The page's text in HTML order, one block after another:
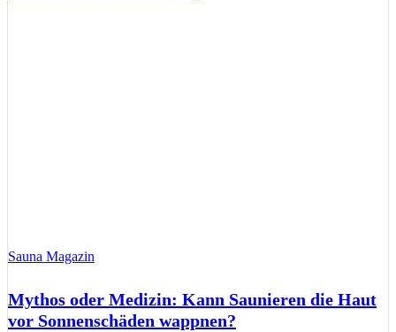
Sauna Magazin
Mythos oder Medizin: Kann Saunieren die Haut
vor Sonnenschäden wappnen?